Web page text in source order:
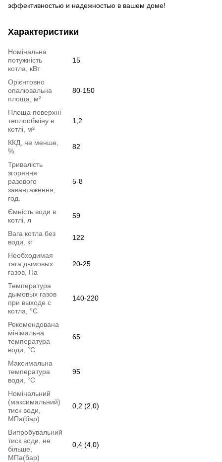
эффективностью и надежностью в вашем доме!
Характеристики
Номінальна
потужність
котла, кВт
15
Орієнтовно
опалювальна
площа, м²
80-150
Площа поверхні
теплообміну в
котлі, м²
1,2
ККД, не менше,
%
82
Тривалість
згоряння
разового
завантаження,
год.
5-8
Ємність води в
котлі, л
59
Вага котла без
води, кг
122
Необходимая
тяга дымовых
газов, Па
20-25
Температура
дымовых газов
при выходе с
котла, °С
140-220
Рекомендована
мінімальна
температура
води, °С
65
Максимальна
температура
води, °С
95
Номінальний
(максимальний)
тиск води,
МПа(бар)
0,2 (2,0)
Випробувальний
тиск води, не
більше,
МПа(бар)
0,4 (4,0)